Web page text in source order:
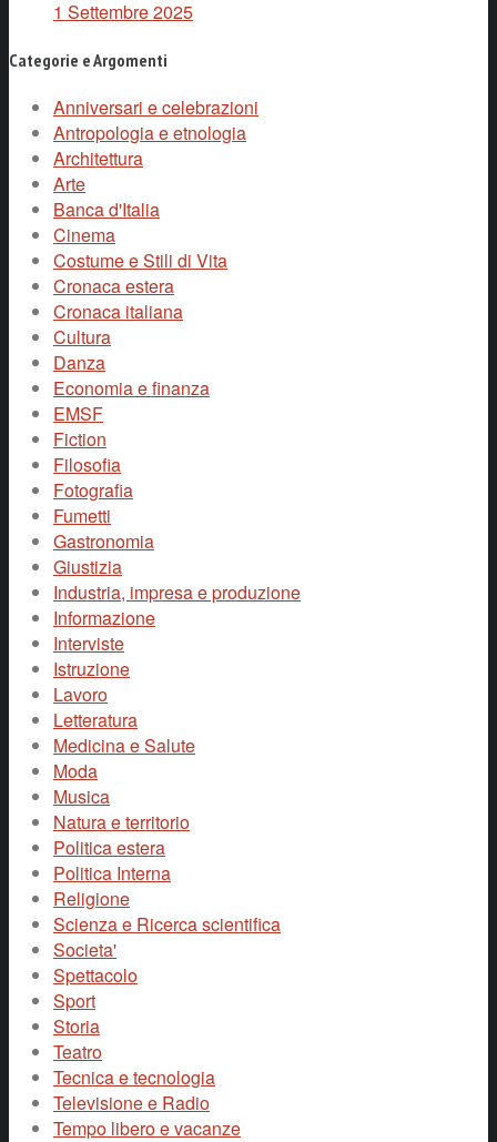
1 Settembre 2025
Categorie e Argomenti
Anniversari e celebrazioni
Antropologia e etnologia
Architettura
Arte
Banca d'Italia
Cinema
Costume e Stili di Vita
Cronaca estera
Cronaca italiana
Cultura
Danza
Economia e finanza
EMSF
Fiction
Filosofia
Fotografia
Fumetti
Gastronomia
Giustizia
Industria, impresa e produzione
Informazione
Interviste
Istruzione
Lavoro
Letteratura
Medicina e Salute
Moda
Musica
Natura e territorio
Politica estera
Politica Interna
Religione
Scienza e Ricerca scientifica
Societa'
Spettacolo
Sport
Storia
Teatro
Tecnica e tecnologia
Televisione e Radio
Tempo libero e vacanze